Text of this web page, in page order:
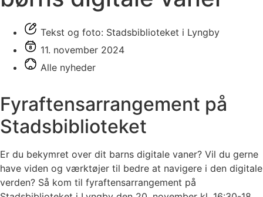
Tekst og foto: Stadsbiblioteket i Lyngby
11. november 2024
Alle nyheder
Fyraftensarrangement på
Stadsbiblioteket
Er du bekymret over dit barns digitale vaner? Vil du gerne
have viden og værktøjer til bedre at navigere i den digitale
verden? Så kom til fyraftensarrangement på